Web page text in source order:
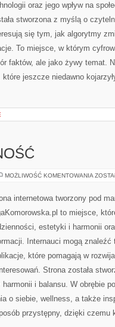
oraz jego wpływ na
stworzona z myślą o
się tym, jak algorytmy
To miejsce, w którym
faktów, ale jako żywy temat.
jeszcze niedawno
MOŻLIWOŚĆ KOMENTOWANIA
internetowa tworzony pod
to miejsce,
estetyki i harmonii
Internauci mogą znaleźć
które pomagają w
Strona została
i balansu. W obrębie
o siebie, wellness, a także
przystępny, dzięki